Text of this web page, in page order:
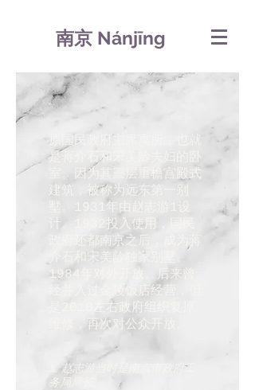
南京 Nánjīng
原国民政府主席寓所，也就
是蒋介石和宋美龄夫妇的卧
室。因为其三层重檐宫殿式
建筑，被称为远东第一别
墅。1931年由赵志游1设
计。1932投入使用，国民
政府还都南京之后，成为蒋
介石和宋美龄独家别墅。
1984年对外开放。后来曾
经并入过金陵饭店经营，但
是2010左右政府组织复原
维修，再次对公众开放。
1 赵志游当时是南京市政府工
务局局长